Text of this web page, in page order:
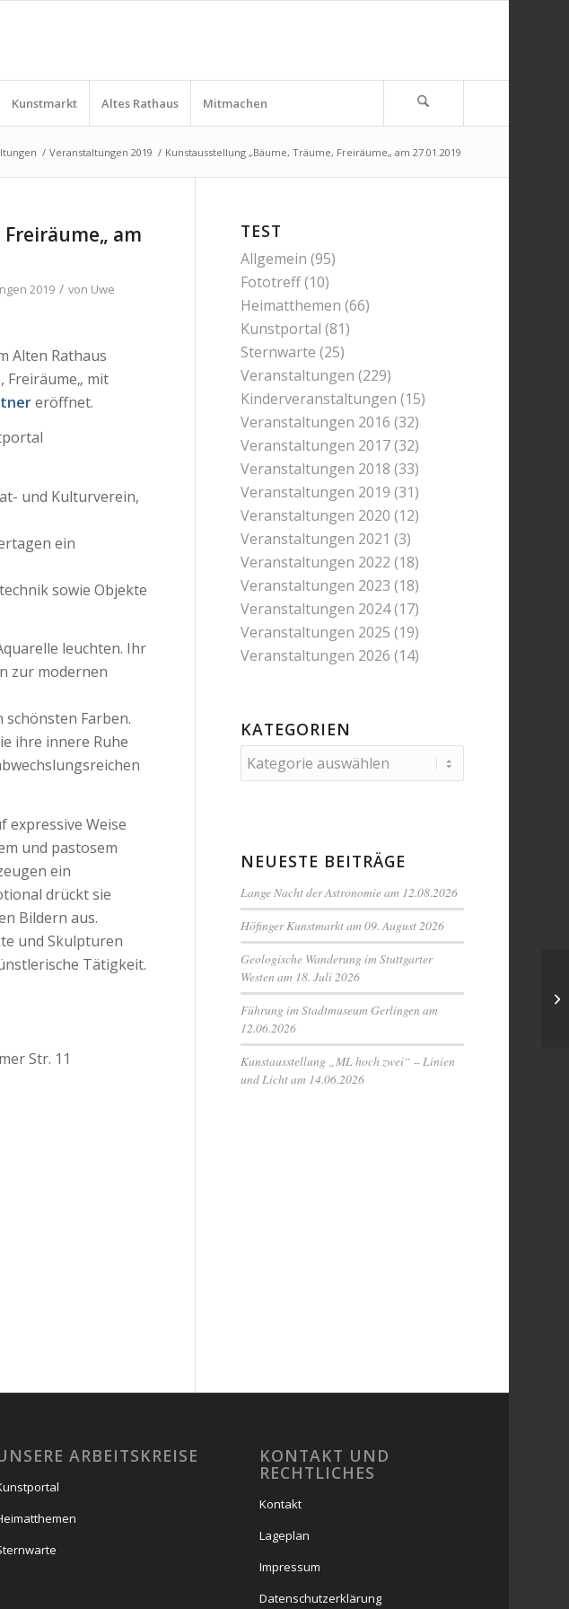
Kunstmarkt Altes Rathaus Mitmachen
/ Veranstaltungen 2019 / Kunstausstellung „Bäume, Träume, Freiräume„ am 27.01.2019
am
2019 / von Uwe
Alten Rathaus
Freiräume„ mit
eröffnet.
und Kulturverein,
ein
sowie Objekte
leuchten. Ihr
zur modernen
Farben.
ihre innere Ruhe
expressive Weise
und pastosem
ein
drückt sie
Bildern aus.
und Skulpturen
Tätigkeit.
Str. 11
TEST
Allgemein (95)
Fototreff(10)
Heimatthemen (66)
Kunstportal (81)
Sternwarte (25)
Veranstaltungen (229)
Kinderveranstaltungen (15)
Veranstaltungen 2016 (32)
Veranstaltungen 2017(32)
Veranstaltungen 2018 (33)
Veranstaltungen 2019 (31)
Veranstaltungen 2020 (12)
Veranstaltungen 2021 (3)
Veranstaltungen 2022 (18)
Veranstaltungen 2023 (18)
Veranstaltungen 2024(17)
Veranstaltungen 2025 (19)
Veranstaltungen 2026 (14)
KATEGORIEN
Kategorien
NEUESTE BEITRÄGE
Lange Nacht der Astronomie am 12.08.2026
Höfinger Kunstmarkt am 09. August 2026
Geologische Wanderung im Stuttgarter
Westen am 18. Juli 2026
Führung im Stadtmuseum Gerlingen am
12.06.2026
Kunstausstellung „ML hoch zwei“ – Linien
und Licht am 14.06.2026
ARBEITSKREISE KONTAKT UND
RECHTLICHES
Kontakt
Lageplan
Impressum
Datenschutzerklärung